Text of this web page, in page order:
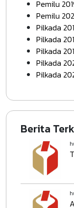
Pemilu
Pemilu
Pilkada
Pilkada
Pilkada
Pilkada
Pilkada
Berita